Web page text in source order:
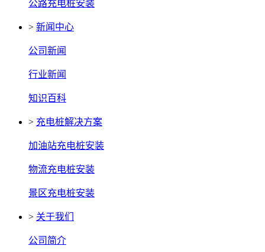
公路充电桩安装
> 新闻中心
公司新闻
行业新闻
知识百科
> 充电桩解决方案
加油站充电桩安装
物流充电桩安装
景区充电桩安装
> 关于我们
公司简介